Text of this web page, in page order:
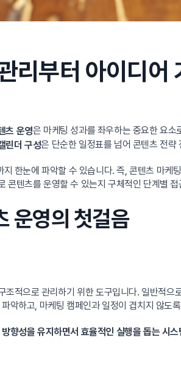
리부터 아이디어
츠 운영은 마케팅 성과를 좌우하는 중요한 요
린더 구성은 단순한 일정표를 넘어 콘텐츠 전
한눈에 파악할 수 있습니다. 즉, 콘텐츠 마케
콘텐츠를 운영할 수 있는지 구체적인 단계별
운영의 첫걸음
조적으로 관리하기 위한 도구입니다. 일반적으
악하고, 마케팅 캠페인과 일정이 겹치지 않도
향성을 유지하면서 효율적인 실행을 돕는 시스